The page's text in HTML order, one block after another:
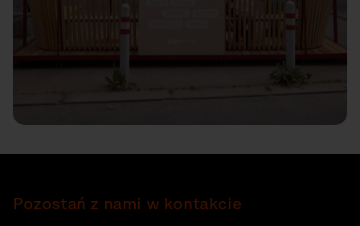
Pozostań z nami w kontakcie